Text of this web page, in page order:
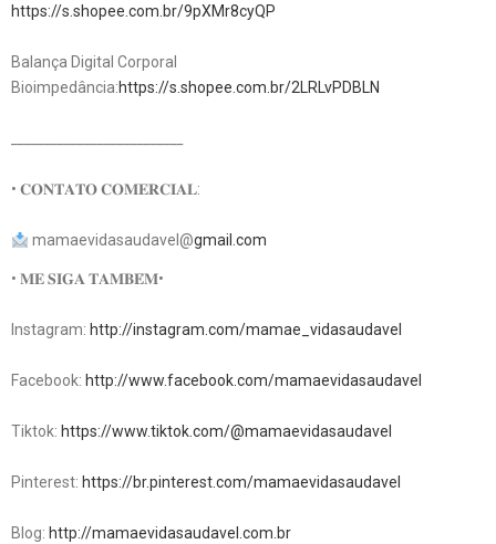
https://s.shopee.com.br/9pXMr8cyQP
Balança Digital Corporal
Bioimpedância:https://s.shopee.com.br/2LRLvPDBLN
• 𝐂𝐎𝐍𝐓𝐀𝐓𝐎 𝐂𝐎𝐌𝐄𝐑𝐂𝐈𝐀𝐋:
mamaevidasaudavel@gmail.com
• 𝐌𝐄 𝐒𝐈𝐆𝐀 𝐓𝐀𝐌𝐁𝐄́𝐌•
Instagram: http://instagram.com/mamae_vidasaudavel
Facebook: http://www.facebook.com/mamaevidasaudavel
Tiktok: https://www.tiktok.com/@mamaevidasaudavel
Pinterest: https://br.pinterest.com/mamaevidasaudavel
Blog: http://mamaevidasaudavel.com.br